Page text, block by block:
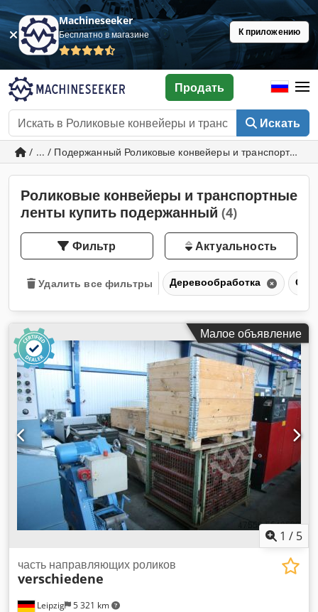
Machineseeker
Бесплатно в магазине К приложению
Искать
Продать
/ ... / Подержанный Роликовые конвейеры и транспортные
Роликовые конвейеры и транспортные
ленты купить подержанный (4)
Фильтр Актуальность
Удалить все фильтры Деревообработка
Малое объявление
1 / 5
Leipzig 5 321 km
часть направляющих роликов
verschiedene